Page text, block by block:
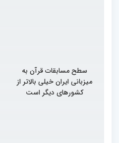
سطح مسابقات قرآن به
میزبانی ایران خیلی بالاتر از
کشورهای دیگر است